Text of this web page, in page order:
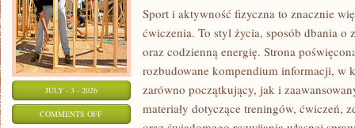
JULY - 3 - 2026
COMMENTS OFFON
Sport i aktywność fizyczna to znacznie
ćwiczenia. To styl życia, sposób dbania o
oraz codzienną energię. Strona
rozbudowane kompendium informacji, w
zarówno początkujący, jak i
materiały dotyczące treningów, ćwiczeń,